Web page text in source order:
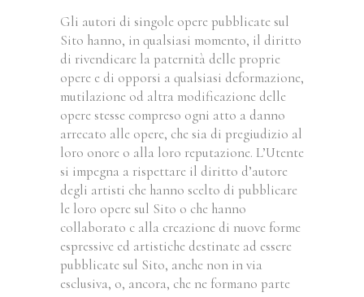
Gli autori di singole opere pubblicate sul
Sito hanno, in qualsiasi momento, il diritto
di rivendicare la paternità delle proprie
opere e di opporsi a qualsiasi deformazione,
mutilazione od altra modificazione delle
opere stesse compreso ogni atto a danno
arrecato alle opere, che sia di pregiudizio al
loro onore o alla loro reputazione. L’Utente
si impegna a rispettare il diritto d’autore
degli artisti che hanno scelto di pubblicare
le loro opere sul Sito o che hanno
collaborato c alla creazione di nuove forme
espressive ed artistiche destinate ad essere
pubblicate sul Sito, anche non in via
esclusiva, o, ancora, che ne formano parte